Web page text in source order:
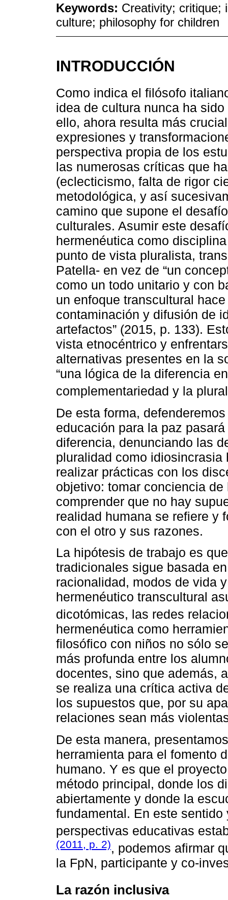
Keywords: Creativity; critique;
culture; philosophy for children
INTRODUCCIÓN
Como indica el filósofo
idea de cultura nunca ha
ello, ahora resulta más
expresiones y
perspectiva propia de los
las numerosas críticas que
(eclecticismo, falta de rigor
metodológica, y así
camino que supone el
culturales. Asumir este
hermenéutica como
punto de vista pluralista,
Patella- en vez de “un
como un todo unitario y con
un enfoque transcultural
contaminación y difusión de
artefactos” (2015, p. 133).
vista etnocéntrico y
alternativas presentes en la
“una lógica de la diferencia
complementariedad y la
De esta forma,
educación para la paz
diferencia, denunciando las
pluralidad como
realizar prácticas con los
objetivo: tomar conciencia
comprender que no hay
realidad humana se refiere y
con el otro y sus razones.
La hipótesis de trabajo es
tradicionales sigue basada
racionalidad, modos de vida
hermenéutico transcultural
dicotómicas, las redes
hermenéutica como
filosófico con niños no sólo
más profunda entre los
docentes, sino que además,
se realiza una crítica activa
los supuestos que, por su
relaciones sean más
De esta manera,
herramienta para el fomento
humano. Y es que el
método principal, donde los
abiertamente y donde la
fundamental. En este
perspectivas educativas
(2011, p. 2), podemos afirmar
la FpN, participante y co-
La razón inclusiva